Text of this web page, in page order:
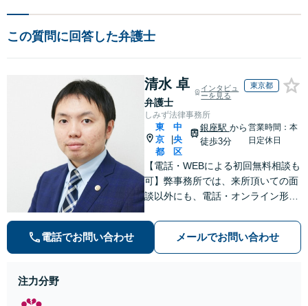
この質問に回答した弁護士
清水 卓
弁護士
インタビュ
ーを見る
東京都
しみず法律事務所
東
京
都
中
央
区
銀座駅 から
徒歩3分
営業時間：本
日定休日
【電話・WEBによる初回無料相談も
可】弊事務所では、来所頂いての面
談以外にも、電話・オンライン形式
弁護士にご相談頂くことで、今のご
不安が和らぐとともに、問題解決の
ために前に進むことができます。
電話でお問い合わせ メールでお問い合わせ
注力分野